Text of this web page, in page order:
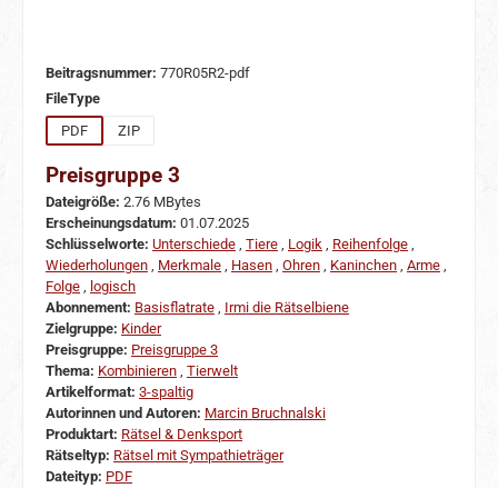
Beitragsnummer: 770R05R2-pdf
FileTypeauswählen
PDF
ZIP
Preisgruppe 3
Dateigröße: 2.76 MBytes
Erscheinungsdatum: 01.07.2025
Schlüsselworte: Unterschiede , Tiere , Logik , Reihenfolge ,
Wiederholungen , Merkmale , Hasen , Ohren , Kaninchen , Arme ,
Folge , logisch
Abonnement: Basisflatrate , Irmi die Rätselbiene
Zielgruppe: Kinder
Preisgruppe: Preisgruppe 3
Thema: Kombinieren , Tierwelt
Artikelformat: 3-spaltig
Autorinnen und Autoren: Marcin Bruchnalski
Produktart: Rätsel & Denksport
Rätseltyp: Rätsel mit Sympathieträger
Dateityp: PDF